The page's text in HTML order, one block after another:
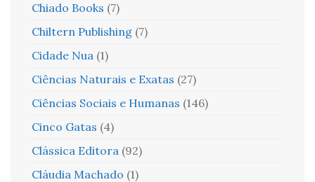
Chiado Books (7)
Chiltern Publishing (7)
Cidade Nua (1)
Ciências Naturais e Exatas (27)
Ciências Sociais e Humanas (146)
Cinco Gatas (4)
Clássica Editora (92)
Cláudia Machado (1)